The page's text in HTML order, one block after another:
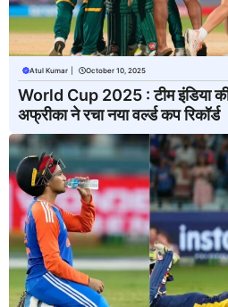
Atul Kumar October 10, 2025
World Cup 2025 : टीम इंडिया
अफ्रीका ने रचा नया वर्ल्ड कप रिकॉर्ड